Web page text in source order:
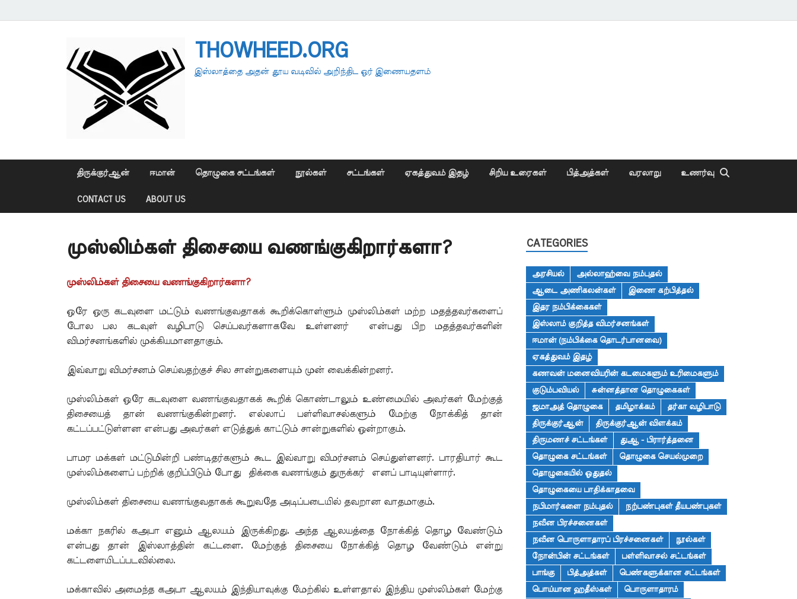
THOWHEED.ORG
இஸ்லாத்தை அதன் தூய வடிவில் அறிந்திட ஓர் இணையதளம்
திருக்குர்ஆன் ஈமான் தொழுகை சட்டங்கள் நூல்கள் சட்டங்கள் ஏகத்துவம் இதழ் சிறிய உரைகள் பித்அத்கள் வரலாறு உணர்வு
CONTACT US ABOUT US
முஸ்லிம்கள் திசையை வணங்குகிறார்களா?
முஸ்லிம்கள் திசையை வணங்குகிறார்களா?
ஒரே ஒரு கடவுளை மட்டும் வணங்குவதாகக் கூறிக்கொள்ளும் முஸ்லிம்கள் மற்ற மதத்தவர்களைப்
போல பல கடவுள் வழிபாடு செய்பவர்களாகவே உள்ளனர் என்பது பிற மதத்தவர்களின்
விமர்சனங்களில் முக்கியமானதாகும்.
இவ்வாறு விமர்சனம் செய்வதற்குச் சில சான்றுகளையும் முன் வைக்கின்றனர்.
முஸ்லிம்கள் ஒரே கடவுளை வணங்குவதாகக் கூறிக் கொண்டாலும் உண்மையில் அவர்கள் மேற்குத்
திசையைத் தான் வணங்குகின்றனர். எல்லாப் பள்ளிவாசல்களும் மேற்கு நோக்கித் தான்
கட்டப்பட்டுள்ளன என்பது அவர்கள் எடுத்துக் காட்டும் சான்றுகளில் ஒன்றாகும்.
பாமர மக்கள் மட்டுமின்றி பண்டிதர்களும் கூட இவ்வாறு விமர்சனம் செய்துள்ளனர். பாரதியார் கூட
முஸ்லிம்களைப் பற்றிக் குறிப்பிடும் போது திக்கை வணங்கும் துருக்கர் எனப் பாடியுள்ளார்.
முஸ்லிம்கள் திசையை வணங்குவதாகக் கூறுவதே அடிப்படையில் தவறான வாதமாகும்.
மக்கா நகரில் கஅபா எனும் ஆலயம் இருக்கிறது. அந்த ஆலயத்தை நோக்கித் தொழ வேண்டும்
என்பது தான் இஸ்லாத்தின் கட்டளை. மேற்குத் திசையை நோக்கித் தொழ வேண்டும் என்று
கட்டளையிடப்படவில்லை.
மக்காவில் அமைந்த கஅபா ஆலயம் இந்தியாவுக்கு மேற்கில் உள்ளதால் இந்திய முஸ்லிம்கள் மேற்கு
CATEGORIES
அரசியல்
அல்லாஹ்வை நம்புதல்
ஆடை அணிகலன்கள்
இணை கற்பித்தல்
இதர நம்பிக்கைகள்
இஸ்லாம் குறித்த விமர்சனங்கள்
ஈமான் (நம்பிக்கை தொடர்பானவை)
ஏகத்துவம் இதழ்
கணவன் மனைவியரின் கடமைகளும் உரிமைகளும்
குடும்பவியல்
சுன்னத்தான தொழுகைகள்
ஜமாஅத் தொழுகை
தமிழாக்கம்
தர்கா வழிபாடு
திருக்குர்ஆன்
திருக்குர்ஆன் விளக்கம்
திருமணச் சட்டங்கள்
துஆ - பிரார்த்தனை
தொழுகை சட்டங்கள்
தொழுகை செயல்முறை
தொழுகையில் ஓதுதல்
தொழுகையை பாதிக்காதவை
நபிமார்களை நம்புதல்
நற்பண்புகள் தீயபண்புகள்
நவீன பிரச்சனைகள்
நவீன பொருளாதாரப் பிரச்சனைகள்
நூல்கள்
நோன்பின் சட்டங்கள்
பள்ளிவாசல் சட்டங்கள்
பாங்கு
பித்அத்கள்
பெண்களுக்கான சட்டங்கள்
பொய்யான ஹதீஸ்கள்
பொருளாதாரம்